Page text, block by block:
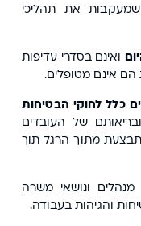
את תהליכי
ואינם בסדרי עדיפות
הם אינם מטופלים.
כלל לחוקי הבטיחות
של העובדים
מתוך הרגל תוך
ונושאי משרה
והגיהות בעבודה.